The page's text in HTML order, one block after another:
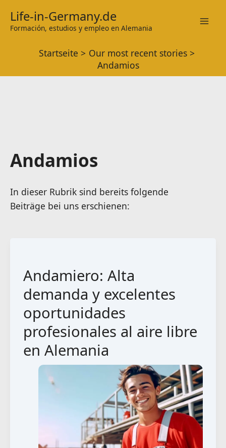
Inhalt
springen
Life-in-Germany.de
Formación, estudios y empleo en Alemania
Startseite
Our most recent stories
Andamios
Andamios
Andamiero: Alta
demanda y excelentes
oportunidades
profesionales al aire libre
en Alemania